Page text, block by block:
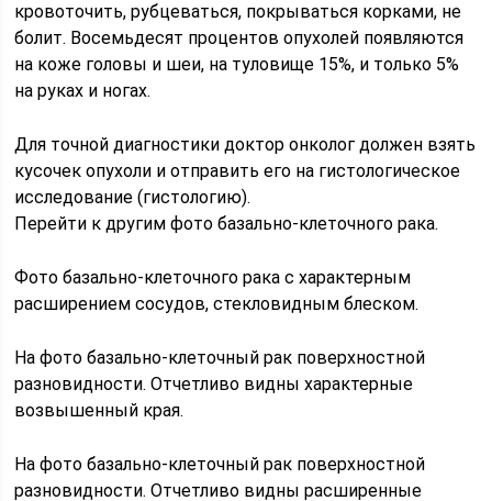
кровоточить, рубцеваться, покрываться корками, не
болит. Восемьдесят процентов опухолей появляются
на коже головы и шеи, на туловище 15%, и только 5%
на руках и ногах.
Для точной диагностики доктор онколог должен взять
кусочек опухоли и отправить его на гистологическое
исследование (гистологию).
Перейти к другим фото базально-клеточного рака.
Фото базально-клеточного рака с характерным
расширением сосудов, стекловидным блеском.
На фото базально-клеточный рак поверхностной
разновидности. Отчетливо видны характерные
возвышенный края.
На фото базально-клеточный рак поверхностной
разновидности. Отчетливо видны расширенные